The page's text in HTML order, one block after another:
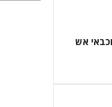
וכבאי אש